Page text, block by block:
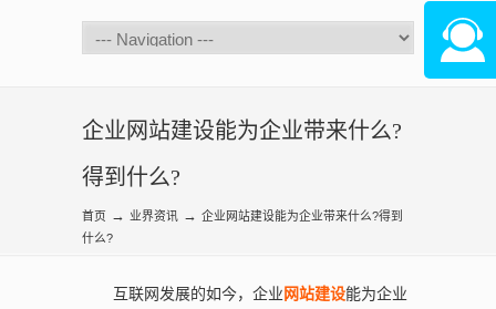
企业网站建设能为企业带来什么?
得到什么?
首页 → 业界资讯 → 企业网站建设能为企业带来什么?得到
什么?
互联网发展的如今，企业网站建设能为企业